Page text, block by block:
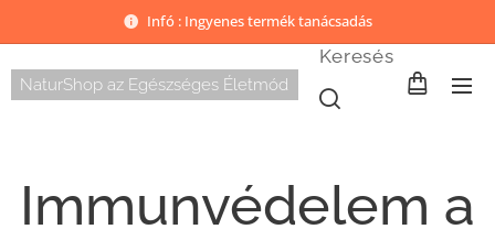
Infó : Ingyenes termék tanácsadás
NaturShop az Egészséges Életmód
Keresés
Immunvédelem a